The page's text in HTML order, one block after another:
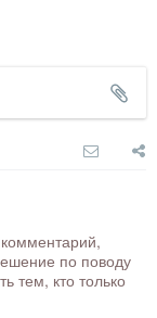
по поводу
тем, кто только